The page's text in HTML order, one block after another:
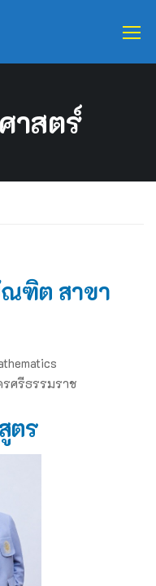
าสตร์
ฑิต สาขา
ศรีธรรมราช
ตร